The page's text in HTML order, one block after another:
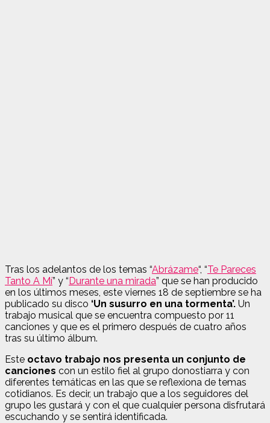
Tras los adelantos de los temas “Abrázame“, “Te Pareces
Tanto A Mí” y “Durante una mirada” que se han producido
en los últimos meses, este viernes 18 de septiembre se ha
publicado su disco ‘Un susurro en una tormenta’. Un
trabajo musical que se encuentra compuesto por 11
canciones y que es el primero después de cuatro años
tras su último álbum.
Este octavo trabajo nos presenta un conjunto de
canciones con un estilo fiel al grupo donostiarra y con
diferentes temáticas en las que se reflexiona de temas
cotidianos. Es decir, un trabajo que a los seguidores del
grupo les gustará y con el que cualquier persona disfrutará
escuchando y se sentirá identificada.